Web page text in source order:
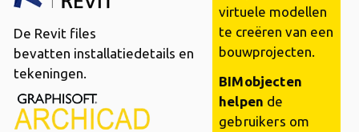
De Revit files
bevatten installatiedetails en
tekeningen.
virtuele modellen
te creëren van een
bouwprojecten.
BIMobjecten
helpen de
gebruikers om